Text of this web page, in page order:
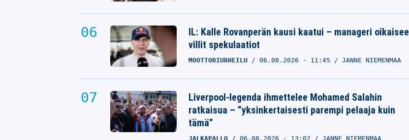
IL: Kalle Rovanperän kausi kaatui – manageri oikaisee
villit spekulaatiot
MOOTTORIURHEILU 06.08.2026 - 11:45 JANNE NIEMENMAA
Liverpool-legenda ihmettelee Mohamed Salahin
ratkaisua – ”yksinkertaisesti parempi pelaaja kuin
tämä”
JALKAPALLO 06.08.2026 - 13:02 JANNE NIEMENMAA